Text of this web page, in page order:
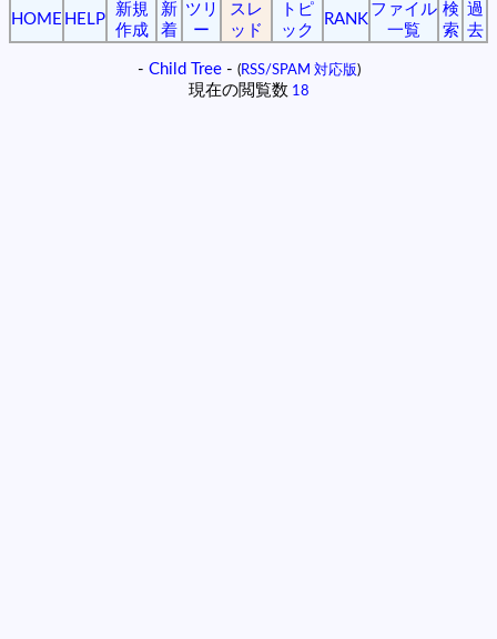
HOME HELP
新規
作成
新
着
ツリ
ー
スレ
ッド
トピ
ック
RANK
ファイル
一覧
検
索
過
去
- Child Tree- (RSS/SPAM 対応版)
現在の閲覧数 18